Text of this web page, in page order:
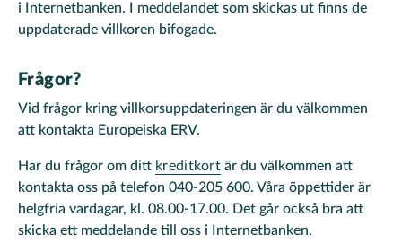
i Internetbanken. I meddelandet som skickas ut finns de
uppdaterade villkoren bifogade.
Frågor?
Vid frågor kring villkorsuppdateringen är du välkommen
att kontakta Europeiska ERV.
Har du frågor om ditt kreditkort är du välkommen att
kontakta oss på telefon 040-205 600. Våra öppettider är
helgfria vardagar, kl. 08.00-17.00. Det går också bra att
skicka ett meddelande till oss i Internetbanken.